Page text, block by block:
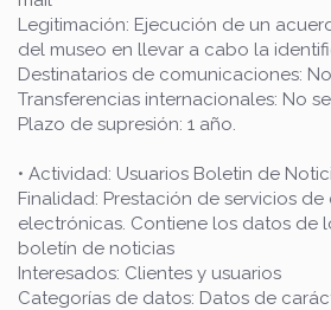
Legitimación: Ejecución de un
del museo en llevar a cabo la
Destinatarios de comunicaciones:
Transferencias internacionales: No
Plazo de supresión: 1 año.
• Actividad: Usuarios Boletin de
Finalidad: Prestación de servicios
electrónicas. Contiene los datos de
boletín de noticias
Interesados: Clientes y usuarios
Categorías de datos: Datos de